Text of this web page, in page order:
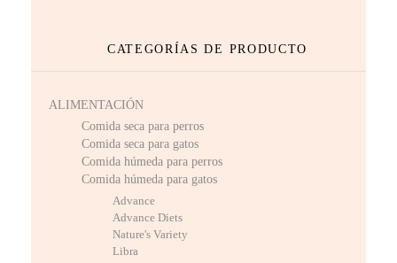
CATEGORÍAS DE PRODUCTO
ALIMENTACIÓN
Comida seca para perros
Comida seca para gatos
Comida húmeda para perros
Comida húmeda para gatos
Advance
Advance Diets
Nature's Variety
Libra